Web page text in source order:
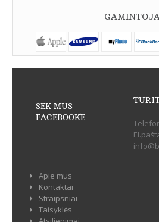
SEK MUS
FACEBOOK`E
Apie mus
Kontaktai
Straipsniai
Taisyklės